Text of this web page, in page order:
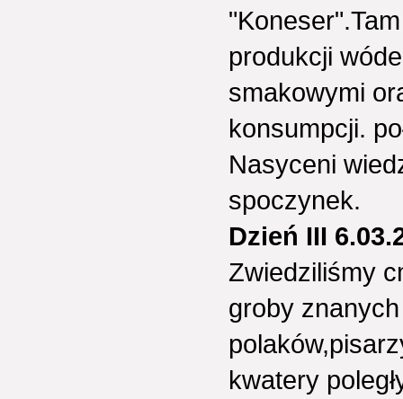
produkcji
smakowymi
konsumpcji.
Nasyceni
spoczynek.
Dzień III
Zwiedziliśmy
groby znanych
kwatery